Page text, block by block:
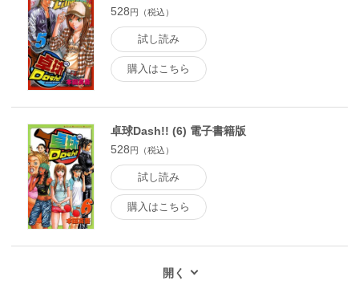
528円（税込）
試し読み
購入はこちら
卓球Dash!! (6) 電子書籍版
528円（税込）
試し読み
購入はこちら